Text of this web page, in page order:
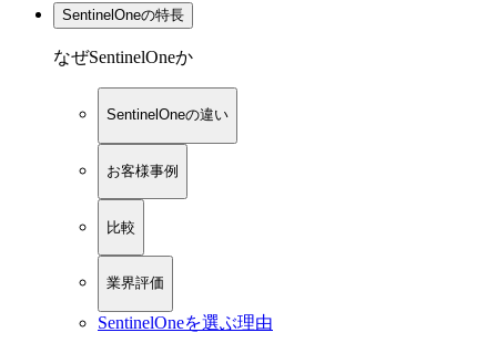
SentinelOneの特長
なぜSentinelOneか
SentinelOneの違い
お客様事例
比較
業界評価
SentinelOneを選ぶ理由